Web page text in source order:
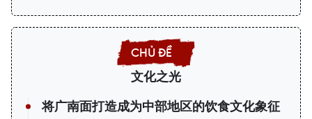
文化之光
将广南面打造成为中部地区的饮食文化象征